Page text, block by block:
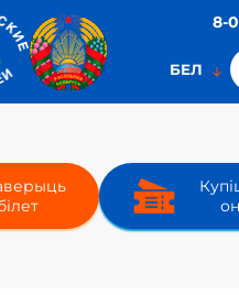
8-